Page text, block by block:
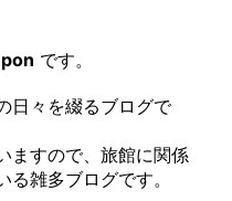
です。
日々を綴るブログで
ますので、旅館に関係
雑多ブログです。